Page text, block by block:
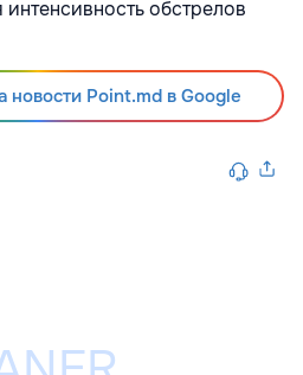
обстрелов
новости Point.md в Google